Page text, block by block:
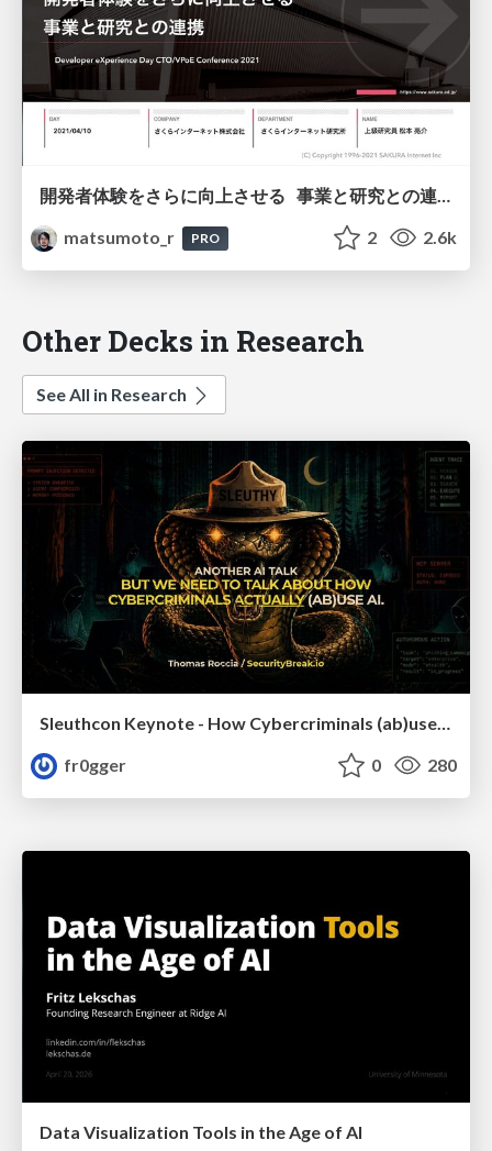
開発者体験をさらに向上させる 事業と研究との連携
matsumoto_r
PRO 2 2.6k
Other Decks in Research
See All in Research
fr0gger
0 280
Data Visualization Tools in the Age of AI